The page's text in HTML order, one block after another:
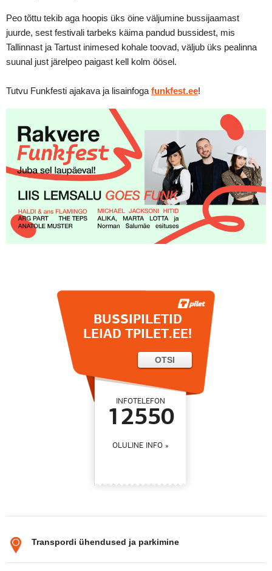
Peo tõttu tekib aga hoopis üks öine väljumine bussijaamast
juurde, sest festivali tarbeks käima pandud bussidest, mis
Tallinnast ja Tartust inimesed kohale toovad, väljub üks pealinna
suunal just järelpeo paigast kell kolm öösel.
Tutvu Funkfesti ajakava ja lisainfoga funkfest.ee!
BUSSIPILETID
LEIAD TPILET.EE!
INFOTELEFON
12550
OLULINE INFO
Transpordi ühendused ja parkimine